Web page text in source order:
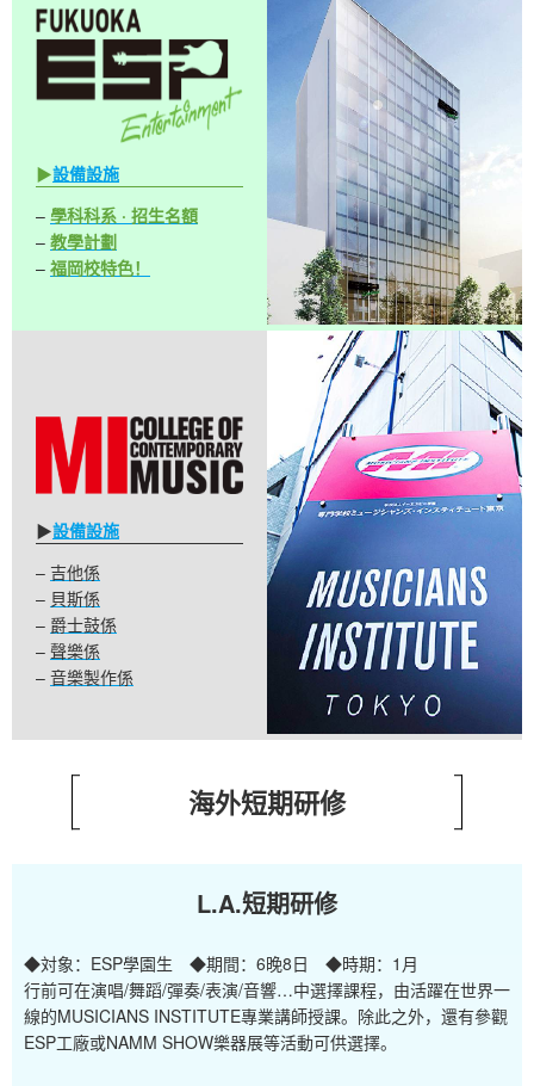
▶設備設施
– 學科科系 · 招生名額
– 教學計劃
– 福岡校特色！
▶設備設施
– 吉他係
– 貝斯係
– 爵士鼓係
– 聲樂係
– 音樂製作係
海外短期研修
L.A.短期研修
◆対象：ESP學園生 ◆期間：6晚8日 ◆時期：1月
行前可在演唱/舞蹈/彈奏/表演/音響…中選擇課程，由活躍在世界一
線的MUSICIANS INSTITUTE專業講師授課。除此之外，還有參觀
ESP工廠或NAMM SHOW樂器展等活動可供選擇。